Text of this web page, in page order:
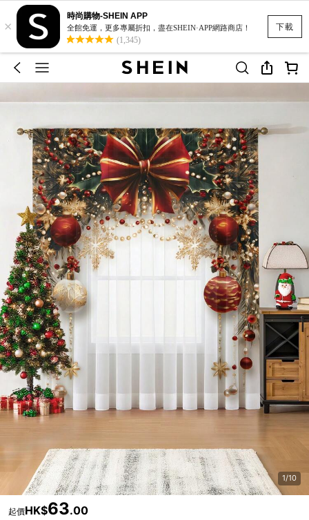
下載
×
時尚購物-SHEIN APP
全館免運，更多專屬折扣，盡在SHEIN·APP網路商店！
(1,345)
1/10
起價HK$63.00